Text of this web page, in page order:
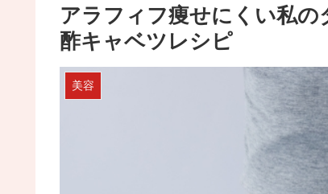
アラフィフ痩せにくい私
酢キャベツレシピ
美容